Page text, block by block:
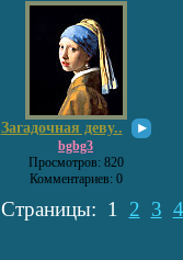
Загадочная деву..
bgbg3
Просмотров: 820
Комментариев: 0
Страницы: 1 2 3 4